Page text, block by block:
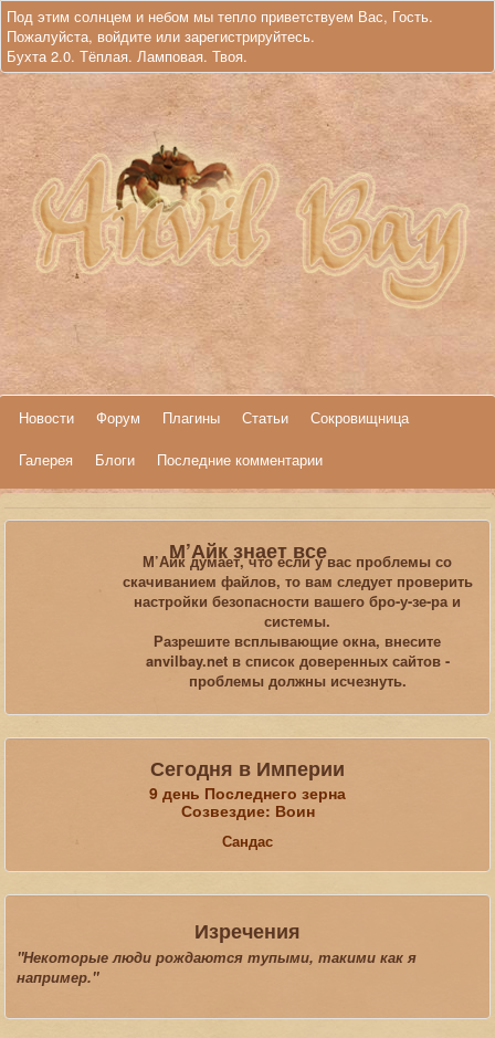
Под этим солнцем и небом мы тепло приветствуем Вас, Гость.
Пожалуйста, войдите или зарегистрируйтесь.
Бухта 2.0. Тёплая. Ламповая. Твоя.
Новости Форум Плагины Статьи
Сокровищница
Галерея
Блоги Последние комментарии
М’Айк знает все
М’Айк думает, что если у вас проблемы со
скачиванием файлов, то вам следует проверить
настройки безопасности вашего бро-у-зе-ра и
системы.
Разрешите всплывающие окна, внесите
anvilbay.net в список доверенных сайтов -
проблемы должны исчезнуть.
Сегодня в Империи
9 день Последнего зерна
Созвездие: Воин
Сандас
Изречения
"Некоторые люди рождаются тупыми, такими как я
например."